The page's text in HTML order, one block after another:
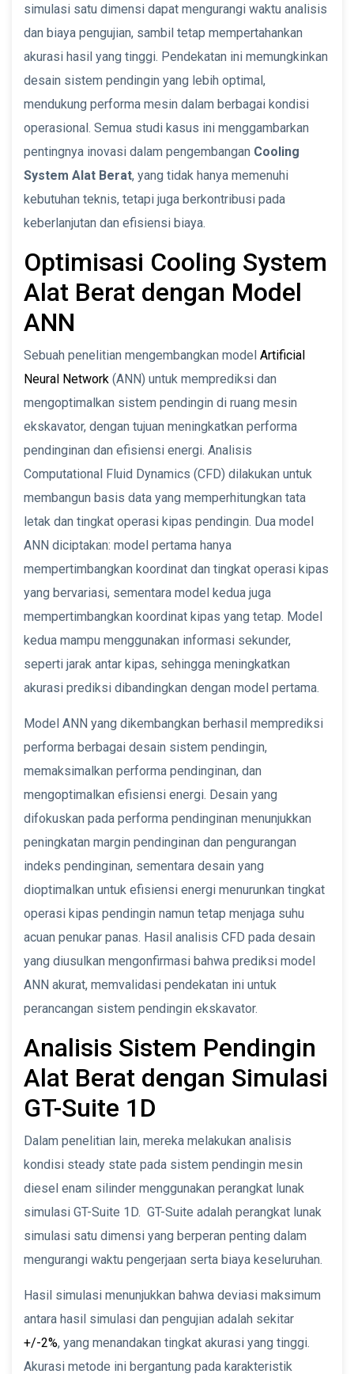
simulasi satu dimensi dapat mengurangi waktu analisis
dan biaya pengujian, sambil tetap mempertahankan
akurasi hasil yang tinggi. Pendekatan ini memungkinkan
desain sistem pendingin yang lebih optimal,
mendukung performa mesin dalam berbagai kondisi
operasional. Semua studi kasus ini menggambarkan
pentingnya inovasi dalam pengembangan Cooling
System Alat Berat, yang tidak hanya memenuhi
kebutuhan teknis, tetapi juga berkontribusi pada
keberlanjutan dan efisiensi biaya.
Optimisasi Cooling System
Alat Berat dengan Model
ANN
Sebuah penelitian mengembangkan model Artificial
Neural Network (ANN) untuk memprediksi dan
mengoptimalkan sistem pendingin di ruang mesin
ekskavator, dengan tujuan meningkatkan performa
pendinginan dan efisiensi energi. Analisis
Computational Fluid Dynamics (CFD) dilakukan untuk
membangun basis data yang memperhitungkan tata
letak dan tingkat operasi kipas pendingin. Dua model
ANN diciptakan: model pertama hanya
mempertimbangkan koordinat dan tingkat operasi kipas
yang bervariasi, sementara model kedua juga
mempertimbangkan koordinat kipas yang tetap. Model
kedua mampu menggunakan informasi sekunder,
seperti jarak antar kipas, sehingga meningkatkan
akurasi prediksi dibandingkan dengan model pertama.
Model ANN yang dikembangkan berhasil memprediksi
performa berbagai desain sistem pendingin,
memaksimalkan performa pendinginan, dan
mengoptimalkan efisiensi energi. Desain yang
difokuskan pada performa pendinginan menunjukkan
peningkatan margin pendinginan dan pengurangan
indeks pendinginan, sementara desain yang
dioptimalkan untuk efisiensi energi menurunkan tingkat
operasi kipas pendingin namun tetap menjaga suhu
acuan penukar panas. Hasil analisis CFD pada desain
yang diusulkan mengonfirmasi bahwa prediksi model
ANN akurat, memvalidasi pendekatan ini untuk
perancangan sistem pendingin ekskavator.
Analisis Sistem Pendingin
Alat Berat dengan Simulasi
GT-Suite 1D
Dalam penelitian lain, mereka melakukan analisis
kondisi steady state pada sistem pendingin mesin
diesel enam silinder menggunakan perangkat lunak
simulasi GT-Suite 1D. GT-Suite adalah perangkat lunak
simulasi satu dimensi yang berperan penting dalam
mengurangi waktu pengerjaan serta biaya keseluruhan.
Hasil simulasi menunjukkan bahwa deviasi maksimum
antara hasil simulasi dan pengujian adalah sekitar
+/-2%, yang menandakan tingkat akurasi yang tinggi.
Akurasi metode ini bergantung pada karakteristik